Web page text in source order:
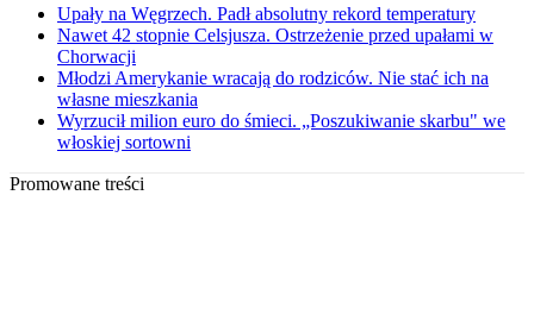
Upały na Węgrzech. Padł absolutny rekord temperatury
Nawet 42 stopnie Celsjusza. Ostrzeżenie przed upałami w
Chorwacji
Młodzi Amerykanie wracają do rodziców. Nie stać ich na
własne mieszkania
Wyrzucił milion euro do śmieci. „Poszukiwanie skarbu" we
włoskiej sortowni
Promowane treści